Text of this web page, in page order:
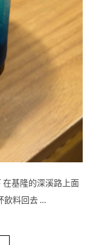
基隆的深溪路上面
飲料回去 …